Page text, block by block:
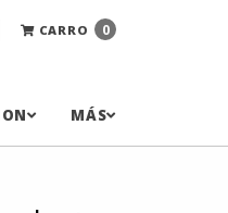
CARRO 0
MÁS